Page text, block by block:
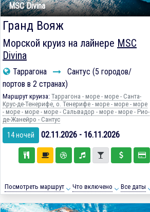
MSC Divina
Гранд Вояж
Морской круиз на лайнере MSC
Divina
Таррагона
Сантус (5 городов/
портов в 2 странах)
Маршрут круиза: Таррагона - море - море - Санта-
Крус-де-Тенерифе, о. Тенерифе - море - море - море
- море - море - море - Сальвадор - море - море - Рио-
де-Жанейро - Сантус
14 ночей 02.11.2026 - 16.11.2026
Посмотреть маршрут Что включено Все даты